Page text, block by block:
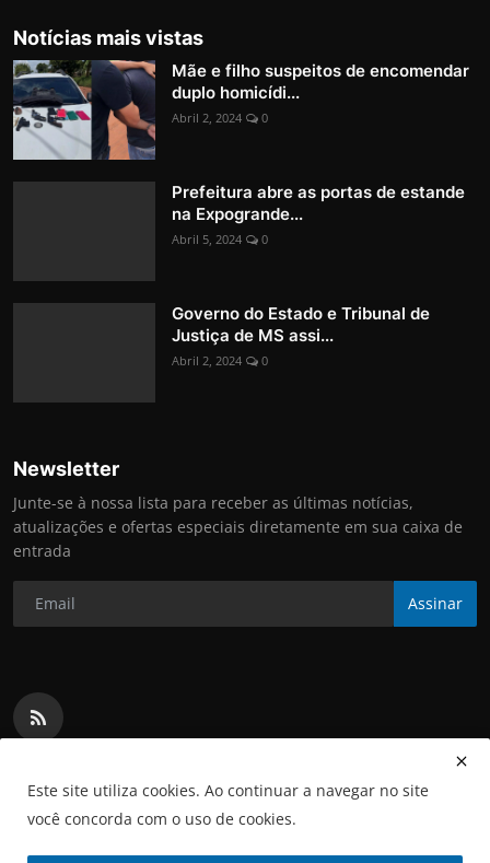
Notícias mais vistas
Mãe e filho suspeitos de encomendar
duplo homicídi...
Abril 2, 2024 0
Prefeitura abre as portas de estande
na Expogrande...
Abril 5, 2024 0
Governo do Estado e Tribunal de
Justiça de MS assi...
Abril 2, 2024 0
Newsletter
Junte-se à nossa lista para receber as últimas notícias,
atualizações e ofertas especiais diretamente em sua caixa de
entrada
Assinar
Este site utiliza cookies. Ao continuar a navegar no site
você concorda com o uso de cookies.